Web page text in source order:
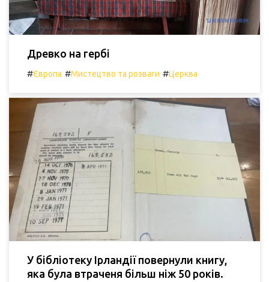
Древко на гербі
#Європа #Мистецтво та розваги #Церква
У бібліотеку Ірландії повернули книгу,
яка була втраченя більш ніж 50 років.